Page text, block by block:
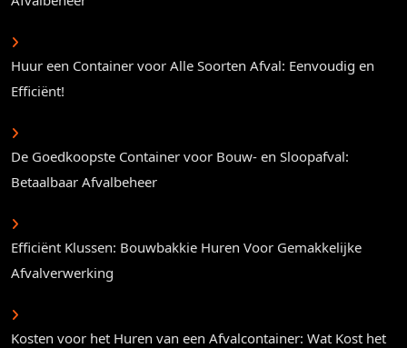
Huur een Container voor Alle Soorten Afval: Eenvoudig en
Efficiënt!
De Goedkoopste Container voor Bouw- en Sloopafval:
Betaalbaar Afvalbeheer
Efficiënt Klussen: Bouwbakkie Huren Voor Gemakkelijke
Afvalverwerking
Kosten voor het Huren van een Afvalcontainer: Wat Kost het